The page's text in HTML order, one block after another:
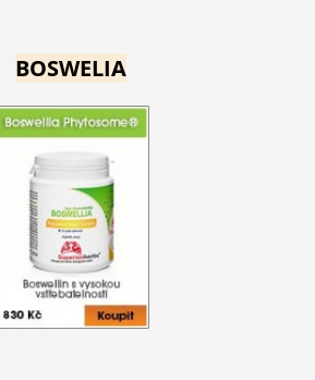
BOSWELIA